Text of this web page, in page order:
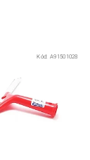
Kód: A91501028